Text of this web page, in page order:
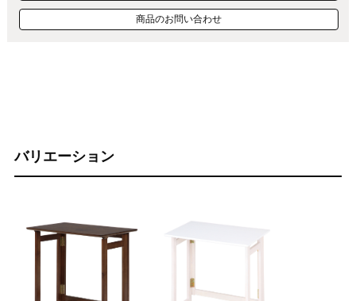
商品のお問い合わせ
バリエーション